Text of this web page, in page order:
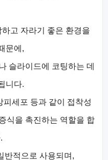
고 자라기 좋은 환경을
문에,
슬라이드에 코팅하는 데
니다.
세포 등과 같이 접착성
식을 촉진하는 역할을 합
반적으로 사용되며,